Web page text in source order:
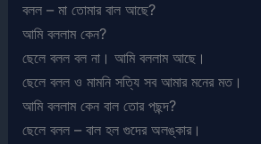
বলল – মা তোমার বাল আছে?
আমি বললাম কেন?
ছেলে বলল বল না। আমি বললাম আছে।
ছেলে বলল ও মামনি সত্যি সব আমার মনের মত।
আমি বললাম কেন বাল তোর পছন্দ?
ছেলে বলল – বাল হল গুদের অলঙ্কার।